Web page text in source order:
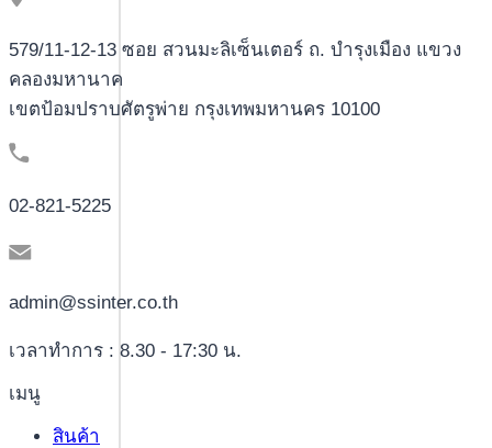
579/11-12-13 ซอย สวนมะลิเซ็นเตอร์ ถ. บำรุงเมือง แขวง
คลองมหานาค
เขตป้อมปราบศัตรูพ่าย กรุงเทพมหานคร 10100
02-821-5225
admin@ssinter.co.th
เวลาทำการ : 8.30 - 17:30 น.
เมนู
สินค้า